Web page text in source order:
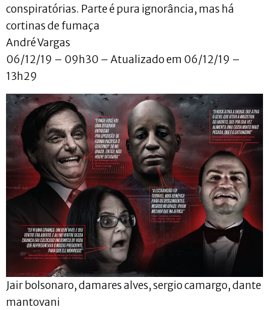
conspiratórias. Parte é pura ignorância, mas há
cortinas de fumaça
André Vargas
06/12/19 – 09h30 – Atualizado em 06/12/19 –
13h29
Jair bolsonaro, damares alves, sergio camargo, dante
mantovani